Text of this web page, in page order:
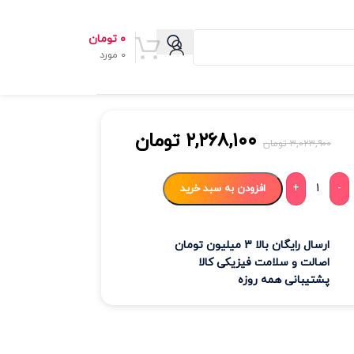
0 مورد
۰ تومان
۳,۰۲۳,۹۰۰ تومان ۲,۲۶۸,۱۰۰ تومان
-
+ افزودن به سبد خرید
ارسال رایگان بالا 3 میلیون تومان
اصالت و سلامت فیزیکی کالا
پشتیبانی همه روزه